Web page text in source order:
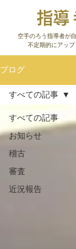
指
空手のろう指導者が
不定期的にアッ
ブログ
すべての記事
お知らせ
稽古
審査
近況報告
すべての記事